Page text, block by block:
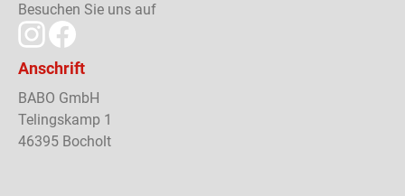
Besuchen Sie uns auf
Anschrift
BABO GmbH
Telingskamp 1
46395 Bocholt